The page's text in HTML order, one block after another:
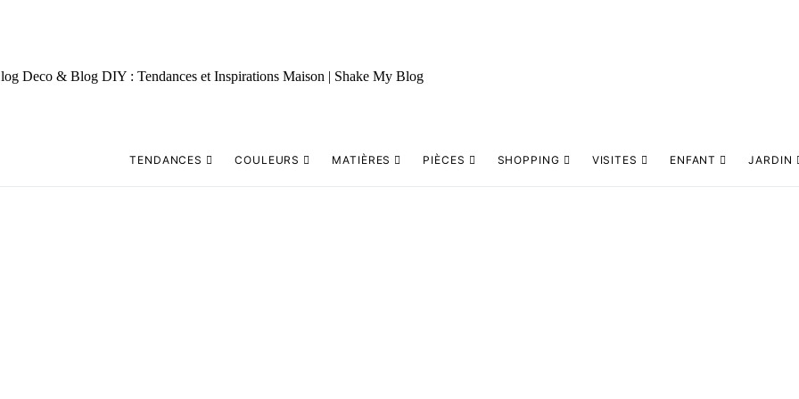
TENDANCES COULEURS MATIÈRES PIÈCES SHOPPING VISITES ENFANT JARDIN